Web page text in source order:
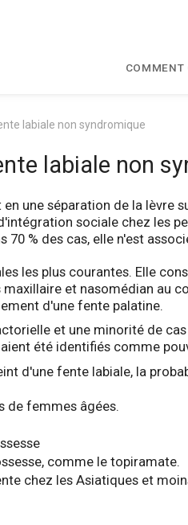
COMMENT
labiale non syndromique
labiale non
une séparation de la lèvre
sociale chez les
% des cas, elle n'est
les plus courantes. Elle
et nasomédian au
d'une fente palatine.
et une minorité de
été identifiés comme
d'une fente labiale, la
de femmes âgées.
comme le topiramate.
chez les Asiatiques et